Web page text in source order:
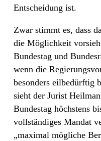
Entscheidung ist.
Zwar stimmt es, dass
die Möglichkeit
Bundestag und
wenn die
besonders eilbedürftig
sieht der Jurist
Bundestag höchstens
vollständiges Mandat
„maximal mögliche